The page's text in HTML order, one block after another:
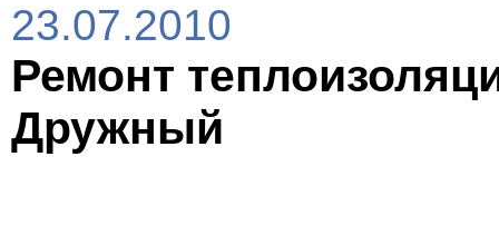
23.07.2010
Ремонт
Дружный